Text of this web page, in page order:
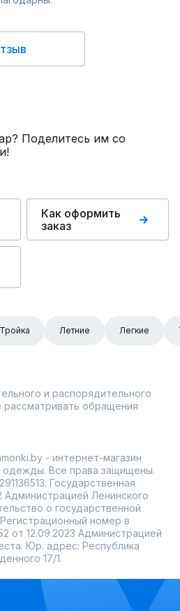
Поделитесь им со
Как оформить
заказ
Тройка Летние Легкие
и распорядительного
рассматривать обращения
- интернет-магазин
одежды. Все права защищены.
Государственная
Администрацией Ленинского
о государственной
номер в
от 12.09.2023 Администрацией
Юр. адрес: Республика
17/1.